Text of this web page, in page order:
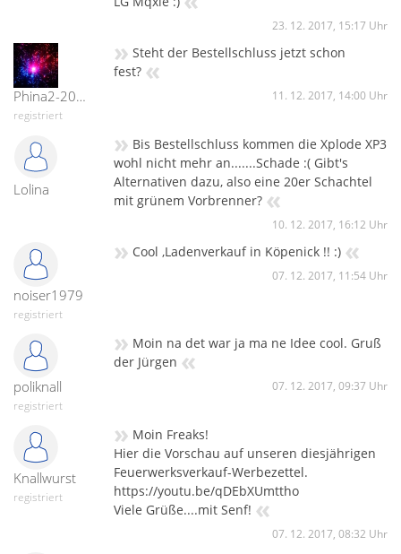
23. 12. 2017, 15:17 Uhr
Phina2-20420
registriert
» Steht der Bestellschluss jetzt schon
fest? «
11. 12. 2017, 14:00 Uhr
Lolina
» Bis Bestellschluss kommen die Xplode XP3
wohl nicht mehr an.......Schade :( Gibt's
Alternativen dazu, also eine 20er Schachtel
mit grünem Vorbrenner? «
10. 12. 2017, 16:12 Uhr
noiser1979
registriert
» Cool ,Ladenverkauf in Köpenick !! :) «
07. 12. 2017, 11:54 Uhr
poliknall
registriert
» Moin na det war ja ma ne Idee cool. Gruß
der Jürgen «
07. 12. 2017, 09:37 Uhr
Knallwurst
registriert
» Moin Freaks!
Hier die Vorschau auf unseren diesjährigen
Feuerwerksverkauf-Werbezettel.
https://youtu.be/qDEbXUmttho
Viele Grüße....mit Senf! «
07. 12. 2017, 08:32 Uhr